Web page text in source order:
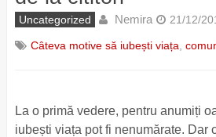
Uncategorized Nemira 21/12/
Câteva motive să iubești viața
La o primă vedere, pentru anumiți
iubești viața pot fi nenumărate. Dar